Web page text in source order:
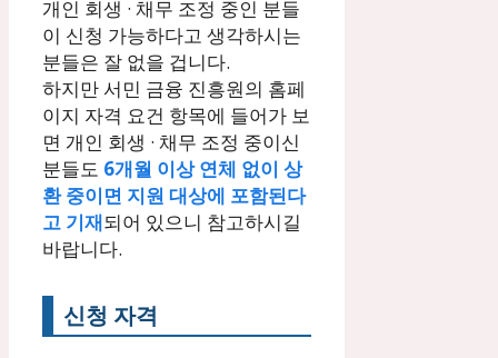
개인 회생 · 채무 조정 중인 분들
이 신청 가능하다고 생각하시는
분들은 잘 없을 겁니다.
하지만 서민 금융 진흥원의 홈페
이지 자격 요건 항목에 들어가 보
면 개인 회생 · 채무 조정 중이신
분들도 6개월 이상 연체 없이 상
환 중이면 지원 대상에 포함된다
고 기재되어 있으니 참고하시길
바랍니다.
신청 자격